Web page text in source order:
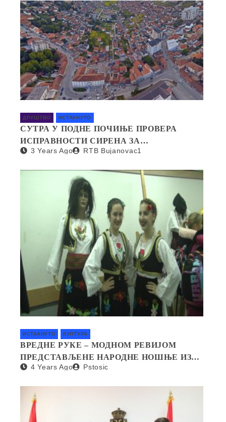
ДРУШТВО ИСТАКНУТО
СУТРА У ПОДНЕ ПОЧИЊЕ ПРОВЕРА
ИСПРАВНОСТИ СИРЕНА ЗА
УЗБУЊИВАЊЕ
3 Years Ago RTB Bujanovac1
ИСТАКНУТО КУЛТУРА
ВРЕДНЕ РУКЕ – МОДНОМ РЕВИЈОМ
ПРЕДСТАВЉЕНЕ НАРОДНЕ НОШЊЕ ИЗ
СВИХ КРАЈЕВА СРБИЈЕ
4 Years Ago Pstosic